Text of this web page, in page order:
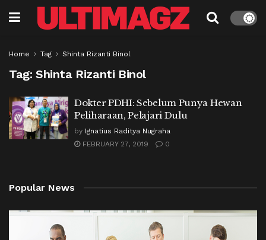
Home Tag Shinta Rizanti Binol
Tag: Shinta Rizanti Binol
Dokter PDHI: Sebelum Punya Hewan
Peliharaan, Pelajari Dulu
by Ignatius Raditya Nugraha
FEBRUARY 27, 2019
0
Popular News